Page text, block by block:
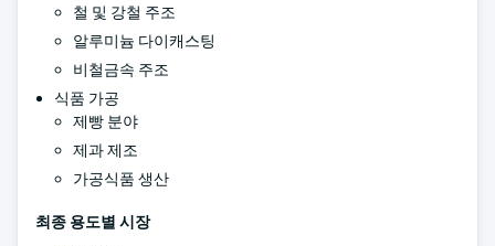
철 및 강철 주조
알루미늄 다이캐스팅
비철금속 주조
식품 가공
제빵 분야
제과 제조
가공식품 생산
최종 용도별 시장